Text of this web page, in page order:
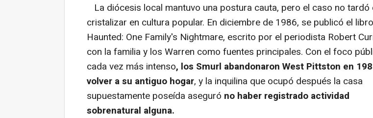
La diócesis local mantuvo una postura cauta, pero el caso no tardó
cristalizar en cultura popular. En diciembre de 1986, se publicó el
Haunted: One Family's Nightmare, escrito por el periodista Robert
con la familia y los Warren como fuentes principales. Con el foco
cada vez más intenso, los Smurl abandonaron West Pittston en
volver a su antiguo hogar, y la inquilina que ocupó después la casa
supuestamente poseída aseguró no haber registrado actividad
sobrenatural alguna.